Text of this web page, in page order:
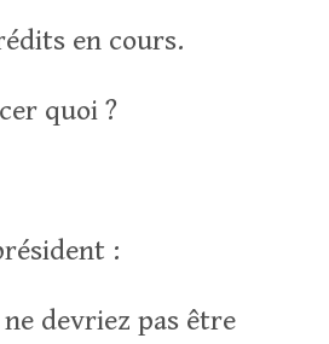
en cours.
quoi ?
:
devriez pas être